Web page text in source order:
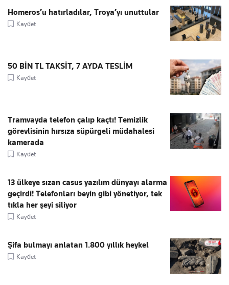
Homeros’u hatırladılar, Troya’yı unuttular
Kaydet
50 BİN TL TAKSİT, 7 AYDA TESLİM
Kaydet
Tramvayda telefon çalıp kaçtı! Temizlik
görevlisinin hırsıza süpürgeli müdahalesi
kamerada
Kaydet
13 ülkeye sızan casus yazılım dünyayı alarma
geçirdi! Telefonları beyin gibi yönetiyor, tek
tıkla her şeyi siliyor
Kaydet
Şifa bulmayı anlatan 1.800 yıllık heykel
Kaydet